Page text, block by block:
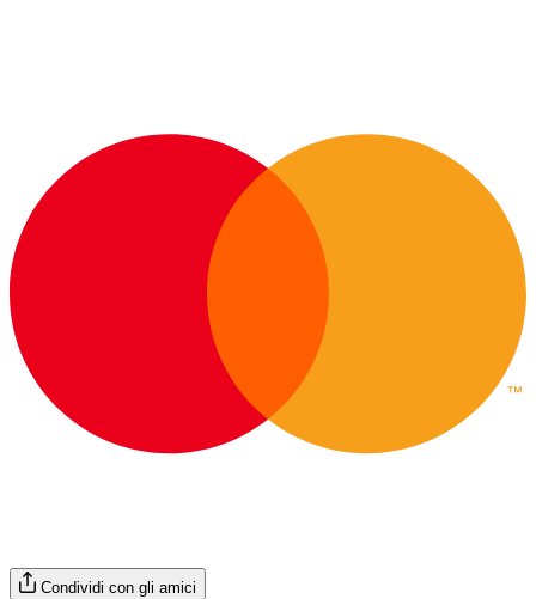
Condividi con gli amici